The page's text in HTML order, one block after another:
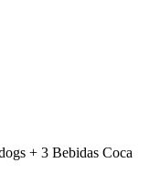
+ 3 Bebidas Coca